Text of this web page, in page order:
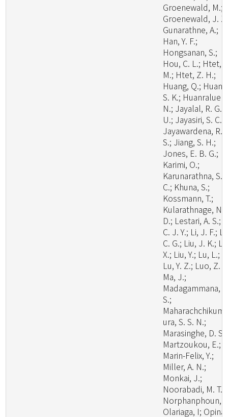
Groenewald, M.;
Groenewald, J.
Gunarathne, A.;
Han, Y. F.;
Hongsanan, S.;
Hou, C. L.; Htet,
M.; Htet, Z. H.;
Huang, Q.;
S. K.; Huanraluek,
N.; Jayalal, R. G.
U.; Jayasiri, S. C.;
Jayawardena, R.
S.; Jiang, S. H.;
Jones, E. B. G.;
Karimi, O.;
Karunarathna, S.
C.; Khuna, S.;
Kossmann, T.;
Kularathnage, N.
D.; Lestari, A. S.;
C. J. Y.; Li, J. F.;
C. G.; Liu, J. K.;
X.; Liu, Y.; Lu, L.;
Lu, Y. Z.; Luo, Z.
Ma, J.;
Madagammana,
S.;
ura, S. S. N.;
Marasinghe, D. S.;
Martzoukou, E.;
Marin-Felix, Y.;
Miller, A. N.;
Monkai, J.;
Noorabadi, M. T.;
Norphanphoun,
Olariaga, I; Opina,